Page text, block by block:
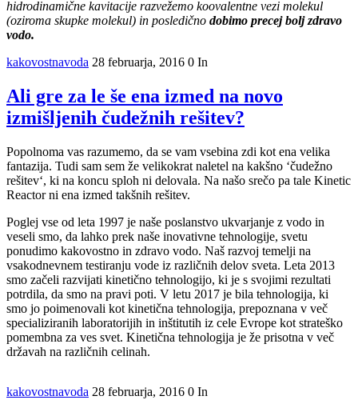
hidrodinamične kavitacije razvežemo koovalentne vezi molekul
(oziroma skupke molekul) in posledično dobimo precej bolj zdravo
vodo.
kakovostnavoda 28 februarja, 2016 0 In
Ali gre za le še ena izmed na novo
izmišljenih čudežnih rešitev?
Popolnoma vas razumemo, da se vam vsebina zdi kot ena velika
fantazija. Tudi sam sem že velikokrat naletel na kakšno ‘čudežno
rešitev‘, ki na koncu sploh ni delovala. Na našo srečo pa tale Kinetic
Reactor ni ena izmed takšnih rešitev.
Poglej vse od leta 1997 je naše poslanstvo ukvarjanje z vodo in
veseli smo, da lahko prek naše inovativne tehnologije, svetu
ponudimo kakovostno in zdravo vodo. Naš razvoj temelji na
vsakodnevnem testiranju vode iz različnih delov sveta. Leta 2013
smo začeli razvijati kinetično tehnologijo, ki je s svojimi rezultati
potrdila, da smo na pravi poti. V letu 2017 je bila tehnologija, ki
smo jo poimenovali kot kinetična tehnologija, prepoznana v več
specializiranih laboratorijih in inštitutih iz cele Evrope kot strateško
pomembna za ves svet. Kinetična tehnologija je že prisotna v več
državah na različnih celinah.
kakovostnavoda 28 februarja, 2016 0 In